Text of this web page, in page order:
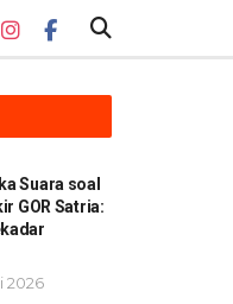
Suara soal
GOR Satria:
2026